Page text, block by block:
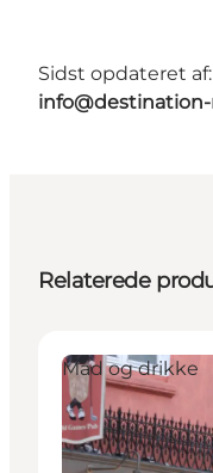
Sidst opdateret af:
Relaterede
Mad og drikke